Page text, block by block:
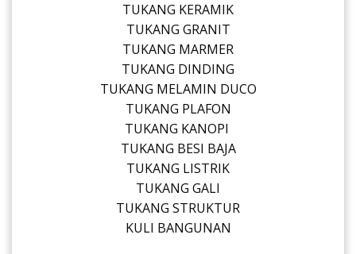
TUKANG KERAMIK
TUKANG GRANIT
TUKANG MARMER
TUKANG DINDING
TUKANG MELAMIN DUCO
TUKANG PLAFON
TUKANG KANOPI
TUKANG BESI BAJA
TUKANG LISTRIK
TUKANG GALI
TUKANG STRUKTUR
KULI BANGUNAN